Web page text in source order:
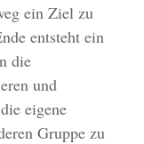
ein Ziel zu
entsteht ein
die
und
eigene
Gruppe zu